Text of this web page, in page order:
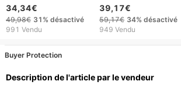
multicolore pour
femme, style mature,
Verve 2025, col licou
34,34€
49,98€ 31% désactivé
991 Vendu
pour femme, décolleté
asymétrique, froncée,
taille haute, été
39,17€
59,17€ 34% désactivé
949 Vendu
Buyer Protection
Description de l'article par le vendeur